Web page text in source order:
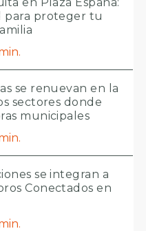
en Plaza España:
para proteger tu
se renuevan en la
sectores donde
municipales
se integran a
Conectados en